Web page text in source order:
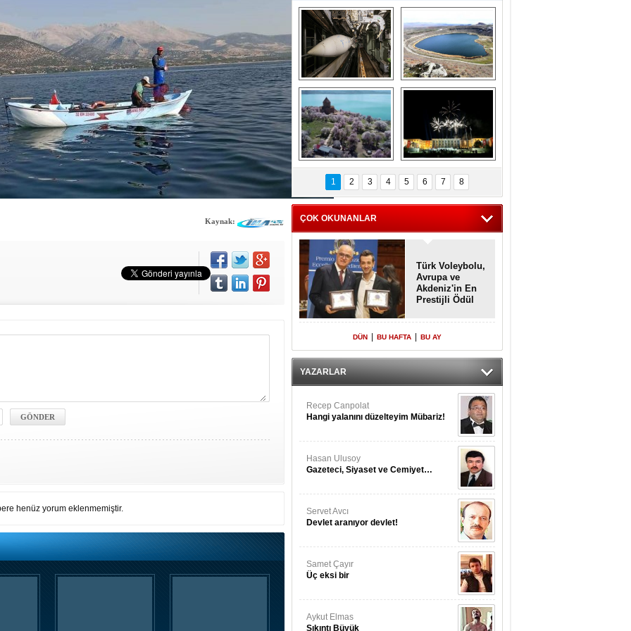
Kaynak:
henüz yorum eklenmemiştir.
Askeri gemi
mezarlığındaki terk
edilmiş gemilerin
etkileyici
görüntüleri
Kapadokya'nın
ilkbaharda bir başka
güzel
Ziyaretçisiz kalan
Akdamar Adası
badem çiçekleri ile
görsel bir güzellik
Haftanın
fotoğrafları
1 2 3 4 5 6 7 8
ÇOK OKUNANLAR
Türk Voleybolu,
Avrupa ve
Akdeniz'in En
Prestijli Ödül
Yeniden Onur
Konuğu
DÜN BU HAFTA BU AY
YAZARLAR
Recep Canpolat
Hangi yalanını düzelteyim Mübariz!
Hasan Ulusoy
Gazeteci, Siyaset ve Cemiyet…
Servet Avcı
Devlet aranıyor devlet!
Samet Çayır
Üç eksi bir
Aykut Elmas
Sıkıntı Büyük